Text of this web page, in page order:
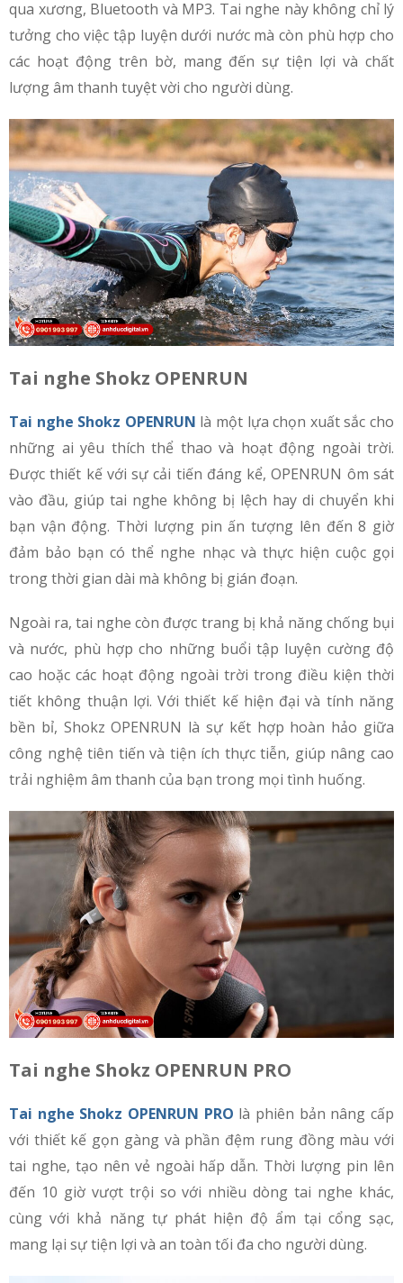
qua xương, Bluetooth và MP3. Tai nghe này không chỉ lý
tưởng cho việc tập luyện dưới nước mà còn phù hợp cho
các hoạt động trên bờ, mang đến sự tiện lợi và chất
lượng âm thanh tuyệt vời cho người dùng.
Tai nghe Shokz OPENRUN
Tai nghe Shokz OPENRUN là một lựa chọn xuất sắc cho
những ai yêu thích thể thao và hoạt động ngoài trời.
Được thiết kế với sự cải tiến đáng kể, OPENRUN ôm sát
vào đầu, giúp tai nghe không bị lệch hay di chuyển khi
bạn vận động. Thời lượng pin ấn tượng lên đến 8 giờ
đảm bảo bạn có thể nghe nhạc và thực hiện cuộc gọi
trong thời gian dài mà không bị gián đoạn.
Ngoài ra, tai nghe còn được trang bị khả năng chống bụi
và nước, phù hợp cho những buổi tập luyện cường độ
cao hoặc các hoạt động ngoài trời trong điều kiện thời
tiết không thuận lợi. Với thiết kế hiện đại và tính năng
bền bỉ, Shokz OPENRUN là sự kết hợp hoàn hảo giữa
công nghệ tiên tiến và tiện ích thực tiễn, giúp nâng cao
trải nghiệm âm thanh của bạn trong mọi tình huống.
Tai nghe Shokz OPENRUN PRO
Tai nghe Shokz OPENRUN PRO là phiên bản nâng cấp
với thiết kế gọn gàng và phần đệm rung đồng màu với
tai nghe, tạo nên vẻ ngoài hấp dẫn. Thời lượng pin lên
đến 10 giờ vượt trội so với nhiều dòng tai nghe khác,
cùng với khả năng tự phát hiện độ ẩm tại cổng sạc,
mang lại sự tiện lợi và an toàn tối đa cho người dùng.